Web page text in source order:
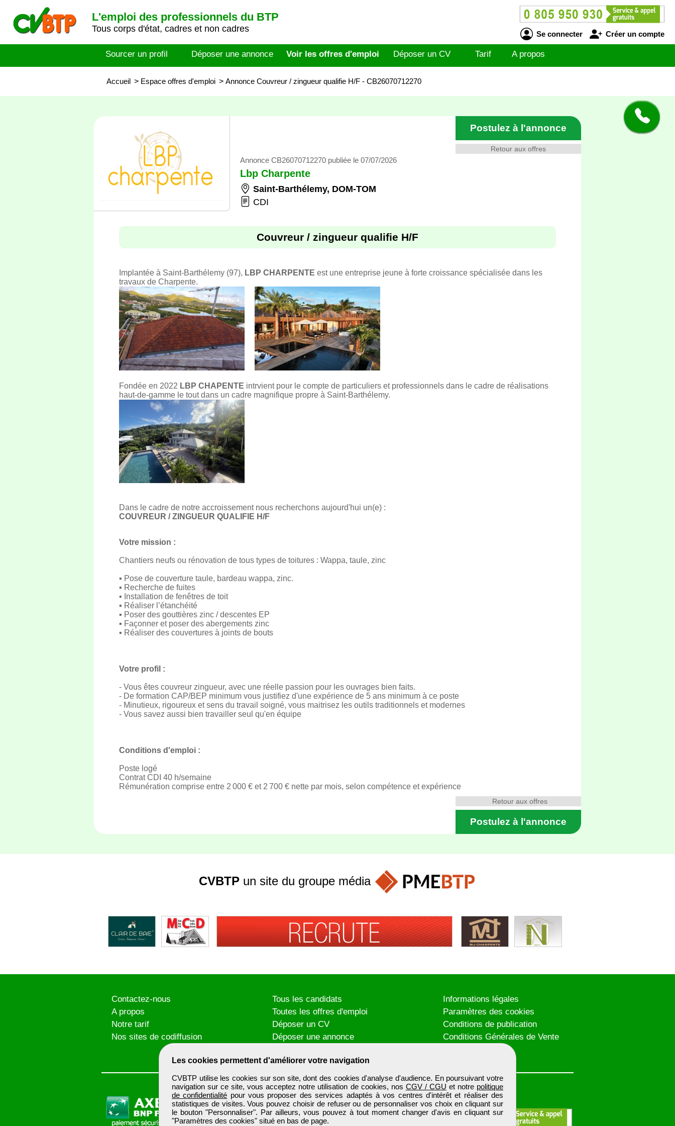
L'emploi des professionnels du BTP
Tous corps d'état, cadres et non cadres
Se connecter Créer un compte
Sourcer un profil Déposer une annonce Voir les offres d'emploi Déposer un CV Tarif A propos
Accueil > Espace offres d'emploi > Annonce Couvreur / zingueur qualifie H/F - CB26070712270
Retour aux offres
Postulez à l'annonce
Annonce CB26070712270 publiée le 07/07/2026
Lbp Charpente
Saint-Barthélemy, DOM-TOM
CDI
Couvreur / zingueur qualifie H/F
Implantée à Saint-Barthélemy (97), LBP CHARPENTE est une entreprise jeune à forte croissance spécialisée dans les
travaux de Charpente.
Fondée en 2022 LBP CHAPENTE intrvient pour le compte de particuliers et professionnels dans le cadre de réalisations
haut-de-gamme le tout dans un cadre magnifique propre à Saint-Barthélemy.
Dans le cadre de notre accroissement nous recherchons aujourd'hui un(e) :
COUVREUR / ZINGUEUR QUALIFIE H/F
Votre mission :
Chantiers neufs ou rénovation de tous types de toitures : Wappa, taule, zinc
▪ Pose de couverture taule, bardeau wappa, zinc.
▪ Recherche de fuites
▪ Installation de fenêtres de toit
▪ Réaliser l’étanchéité
▪ Poser des gouttières zinc / descentes EP
▪ Façonner et poser des abergements zinc
▪ Réaliser des couvertures à joints de bouts
Votre profil :
- Vous êtes couvreur zingueur, avec une réelle passion pour les ouvrages bien faits.
- De formation CAP/BEP minimum vous justifiez d'une expérience de 5 ans minimum à ce poste
- Minutieux, rigoureux et sens du travail soigné, vous maitrisez les outils traditionnels et modernes
- Vous savez aussi bien travailler seul qu'en équipe
Conditions d'emploi :
Poste logé
Contrat CDI 40 h/semaine
Rémunération comprise entre 2 000 € et 2 700 € nette par mois, selon compétence et expérience
Postulez à l'annonce
Retour aux offres
Les cookies permettent d'améliorer votre navigation
CVBTP utilise les cookies sur son site, dont des cookies d'analyse d'audience. En poursuivant votre
navigation sur ce site, vous acceptez notre utilisation de cookies, nos CGV / CGU et notre politique
de confidentialité pour vous proposer des services adaptés à vos centres d'intérêt et réaliser des
statistiques de visites. Vous pouvez choisir de refuser ou de personnaliser vos choix en cliquant sur
le bouton "Personnaliser". Par ailleurs, vous pouvez à tout moment changer d'avis en cliquant sur
"Paramètres des cookies" situé en bas de page.
CVBTP un site du groupe média
Contactez-nous
A propos
Notre tarif
Nos sites de codiffusion
Tous les candidats
Toutes les offres d'emploi
Déposer un CV
Déposer une annonce
Informations légales
Paramètres des cookies
Conditions de publication
Conditions Générales de Vente